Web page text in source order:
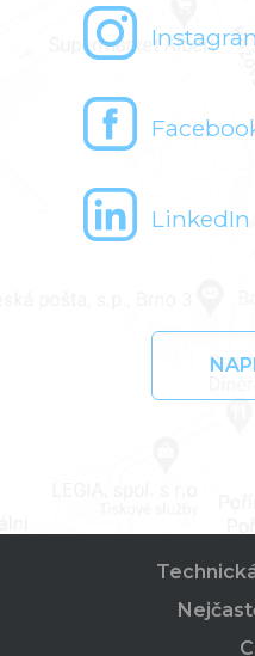
LinkedIn